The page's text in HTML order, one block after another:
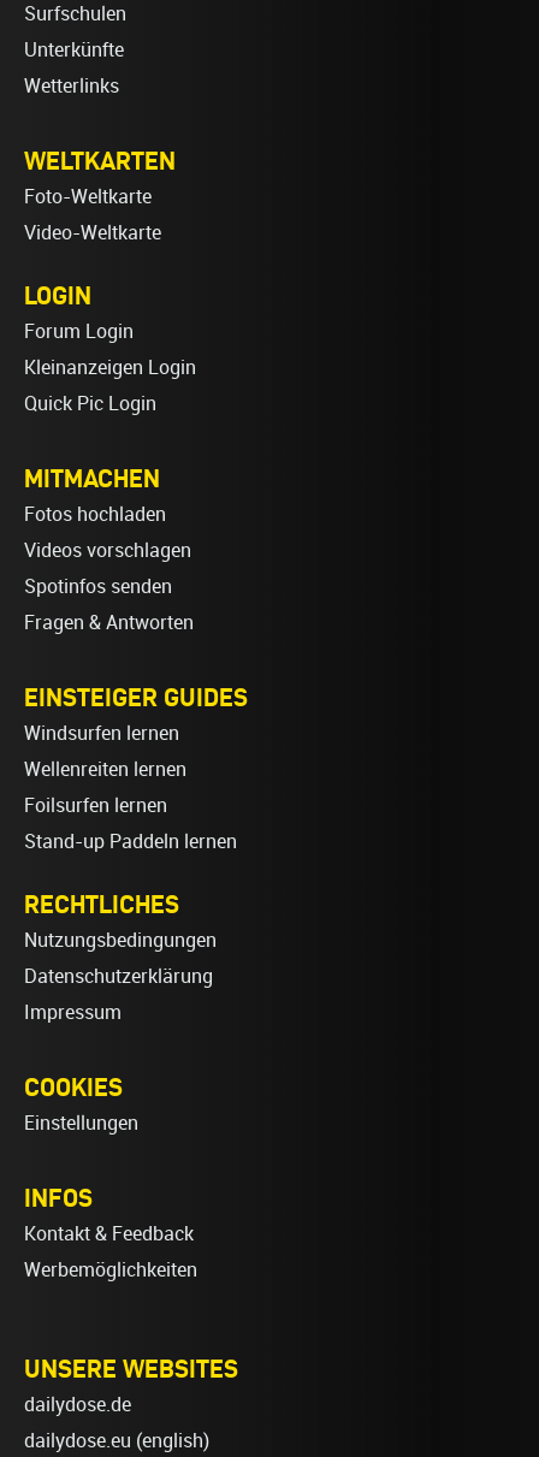
Surfschulen
Unterkünfte
Wetterlinks
WELTKARTEN
Foto-Weltkarte
Video-Weltkarte
LOGIN
Forum Login
Kleinanzeigen Login
Quick Pic Login
MITMACHEN
Fotos hochladen
Videos vorschlagen
Spotinfos senden
Fragen & Antworten
EINSTEIGER GUIDES
Windsurfen lernen
Wellenreiten lernen
Foilsurfen lernen
Stand-up Paddeln lernen
RECHTLICHES
Nutzungsbedingungen
Datenschutzerklärung
Impressum
COOKIES
Einstellungen
INFOS
Kontakt & Feedback
Werbemöglichkeiten
UNSERE WEBSITES
dailydose.de
dailydose.eu (english)